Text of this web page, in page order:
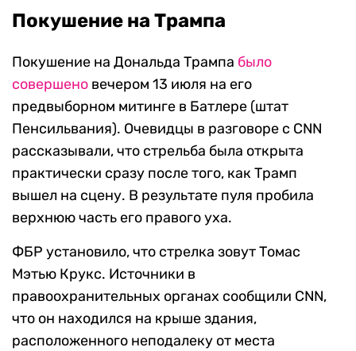
Покушение на Трампа
Покушение на Дональда Трампа было
совершено вечером 13 июля на его
предвыборном митинге в Батлере (штат
Пенсильвания). Очевидцы в разговоре с CNN
рассказывали, что стрельба была открыта
практически сразу после того, как Трамп
вышел на сцену. В результате пуля пробила
верхнюю часть его правого уха.
ФБР установило, что стрелка зовут Томас
Мэтью Крукс. Источники в
правоохранительных органах сообщили CNN,
что он находился на крыше здания,
расположенного неподалеку от места